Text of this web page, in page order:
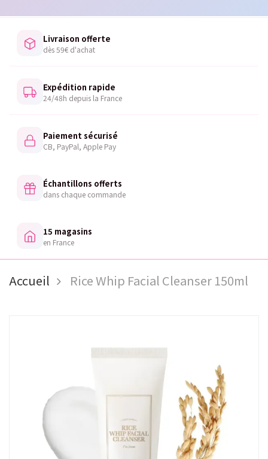
Livraison offerte
dès 59€ d'achat
Expédition rapide
24/48h depuis la France
Paiement sécurisé
CB, PayPal, Apple Pay
Échantillons offerts
dans chaque commande
15 magasins
en France
Accueil Rice Whip Facial Cleanser 150ml